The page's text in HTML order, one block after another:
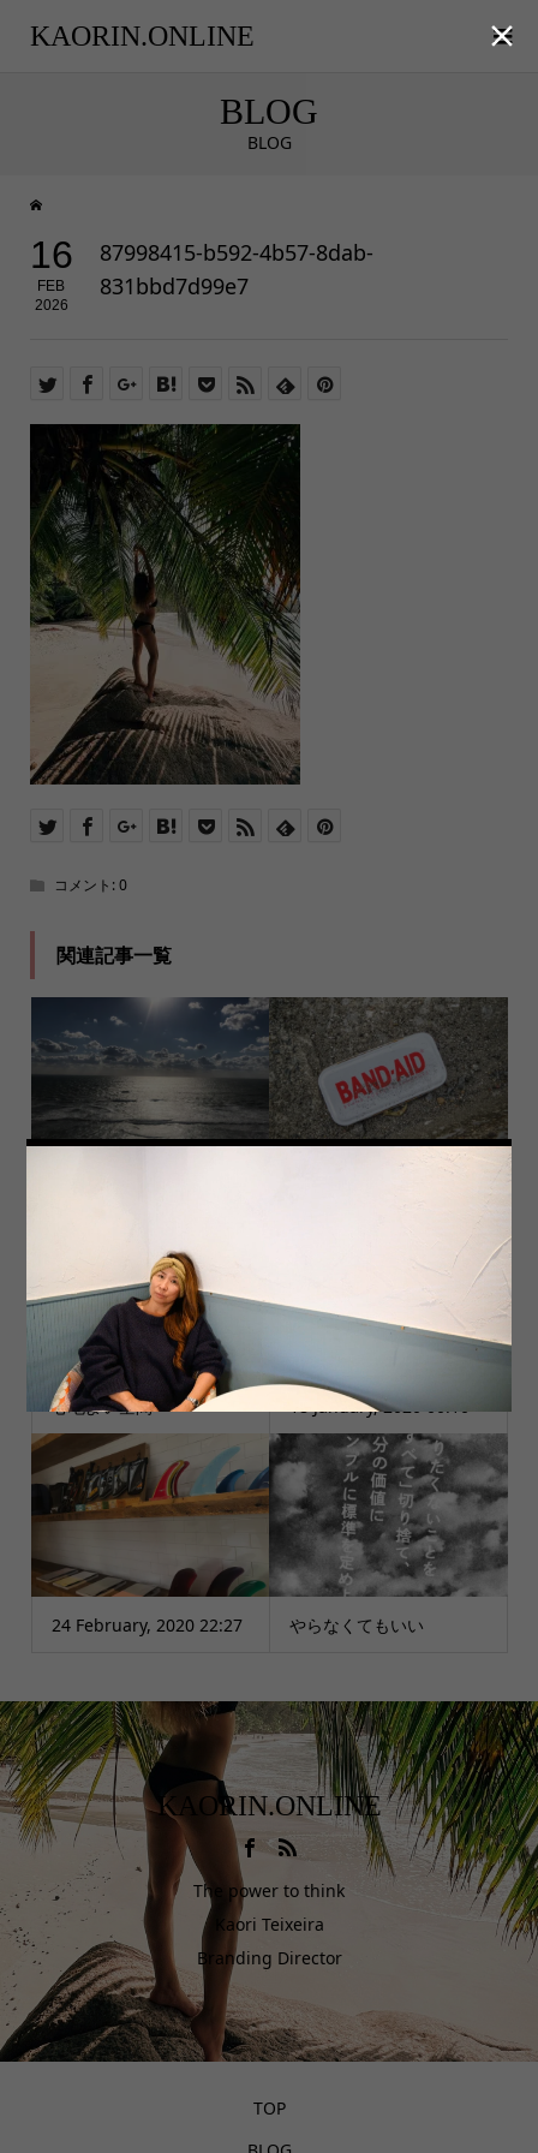
KAORIN.ONLINE
BLOG
BLOG
16
FEB
2026
87998415-b592-4b57-8dab-
831bbd7d99e7
コメント:0
関連記事一覧
心地よい空間 18 January, 2020 00:10
24 February, 2020 22:27 やらなくてもいい
KAORIN.ONLINE
The power to think
Kaori Teixeira
Branding Director
TOP
